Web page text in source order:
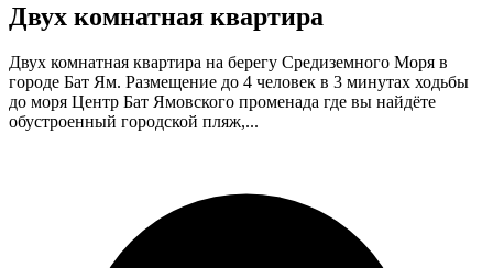
Двух комнатная квартира
Двух комнатная квартира на берегу Средиземного Моря в
городе Бат Ям. Размещение до 4 человек в 3 минутах ходьбы
до моря Центр Бат Ямовского променада где вы найдёте
обустроенный городской пляж,...